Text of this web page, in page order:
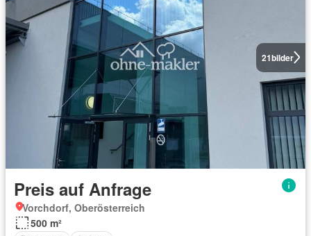
21bilder
Preis auf Anfrage
Vorchdorf, Oberösterreich
500 m²